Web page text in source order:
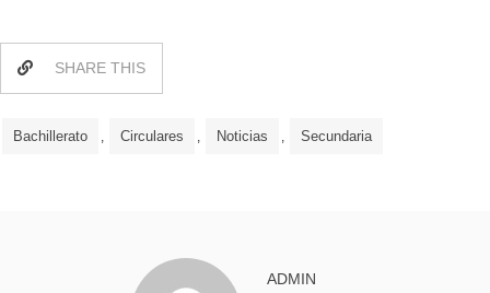
SHARE THIS
Bachillerato , Circulares , Noticias , Secundaria
ADMIN